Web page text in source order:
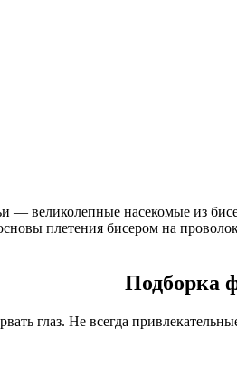
— великолепные насекомые из
плетения бисером на
Подборка
глаз. Не всегда